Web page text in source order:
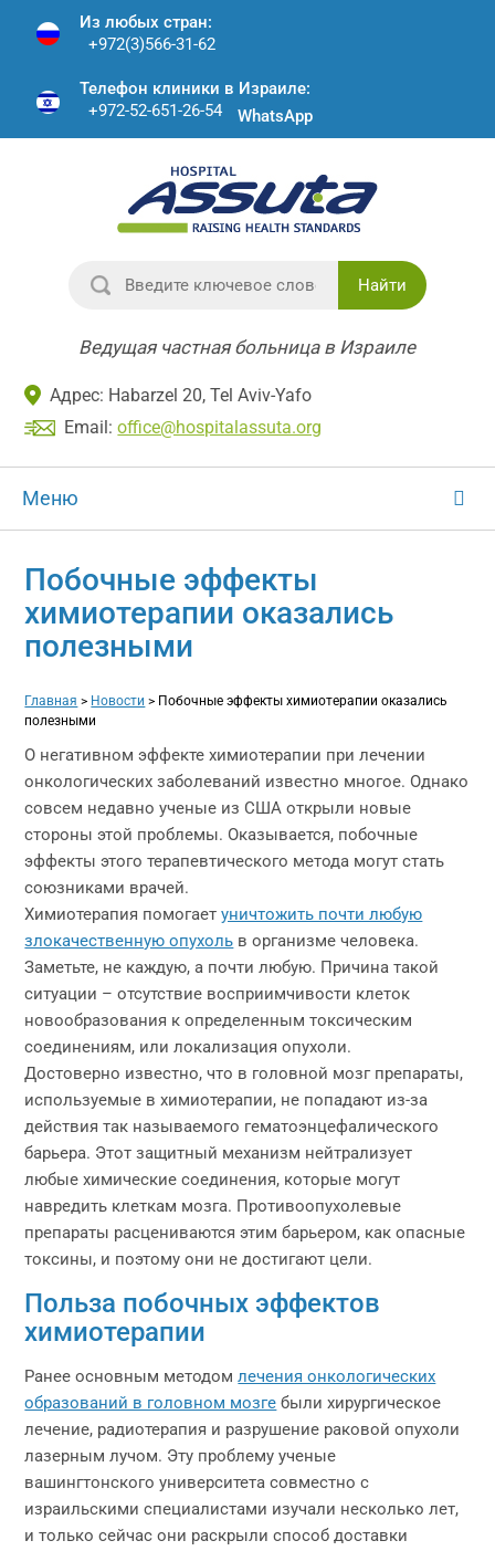
Из любых стран:
+972(3)566-31-62
Телефон клиники в Израиле:
+972-52-651-26-54
WhatsApp
Найти
Ведущая частная больница в Израиле
Адрес: Habarzel 20, Tel Aviv-Yafo
Email: office@hospitalassuta.org
Меню
Побочные эффекты
химиотерапии оказались
полезными
Главная > Новости > Побочные эффекты химиотерапии оказались
полезными
О негативном эффекте химиотерапии при лечении
онкологических заболеваний известно многое. Однако
совсем недавно ученые из США открыли новые
стороны этой проблемы. Оказывается, побочные
эффекты этого терапевтического метода могут стать
союзниками врачей.
Химиотерапия помогаетуничтожить почти любую
злокачественную опухоль в организме человека.
Заметьте, не каждую, а почти любую. Причина такой
ситуации – отсутствие восприимчивости клеток
новообразования к определенным токсическим
соединениям, или локализация опухоли.
Достоверно известно, что в головной мозг препараты,
используемые в химиотерапии, не попадают из-за
действия так называемого гематоэнцефалического
барьера. Этот защитный механизм нейтрализует
любые химические соединения, которые могут
навредить клеткам мозга. Противоопухолевые
препараты расцениваются этим барьером, как опасные
токсины, и поэтому они не достигают цели.
Польза побочных эффектов
химиотерапии
Ранее основным методомлечения онкологических
образований в головном мозге были хирургическое
лечение, радиотерапия и разрушение раковой опухоли
лазерным лучом. Эту проблему ученые
вашингтонского университета совместно с
израильскими специалистами изучали несколько лет,
и только сейчас они раскрыли способ доставки